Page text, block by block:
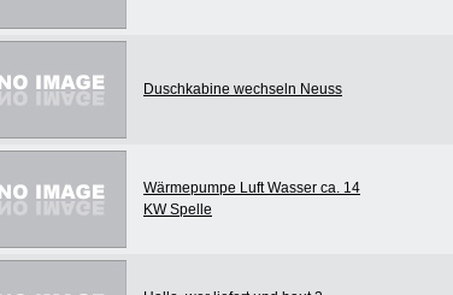
Duschkabine wechseln Neuss
Wärmepumpe Luft Wasser ca. 14
KW Spelle